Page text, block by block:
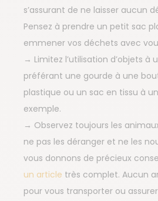
s’assurant de ne laisser aucun
Pensez à prendre un petit sac
emmener vos déchets avec
→ Limitez l’utilisation d’objets à
préférant une gourde à une
plastique ou un sac en tissu à
exemple.
→ Observez toujours les
ne pas les déranger et ne les
vous donnons de précieux
un article très complet. Aucun
pour vous transporter ou